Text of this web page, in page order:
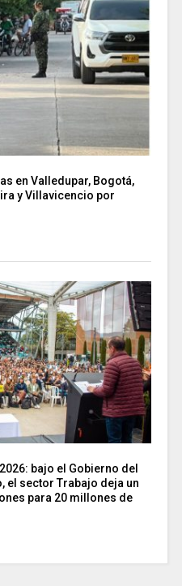
en Valledupar, Bogotá,
y Villavicencio por
bajo el Gobierno del
el sector Trabajo deja un
para 20 millones de